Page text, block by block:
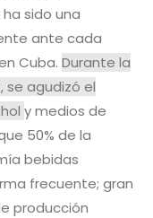
sido una
ante cada
Cuba. Durante la
se agudizó el
y medios de
50% de la
bebidas
frecuente; gran
producción